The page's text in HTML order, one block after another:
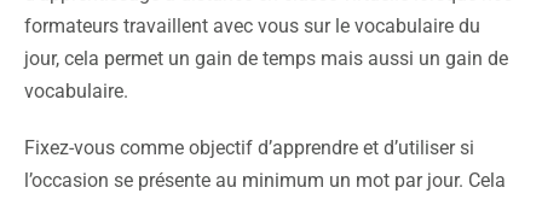
formateurs travaillent avec vous sur le vocabulaire du
jour, cela permet un gain de temps mais aussi un gain de
vocabulaire.
Fixez-vous comme objectif d’apprendre et d’utiliser si
l’occasion se présente au minimum un mot par jour. Cela